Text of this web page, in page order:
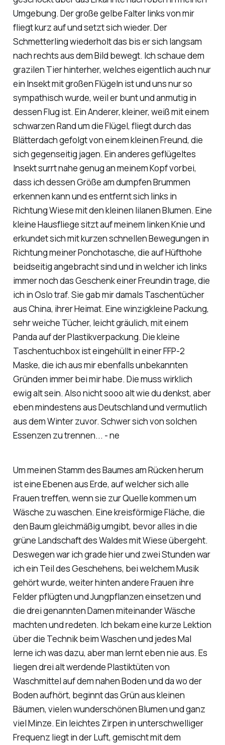
Umgebung. Der große gelbe Falter links von mir
fliegt kurz auf und setzt sich wieder. Der
Schmetterling wiederholt das bis er sich langsam
nach rechts aus dem Bild bewegt. Ich schaue dem
grazilen Tier hinterher, welches eigentlich auch nur
ein Insekt mit großen Flügeln ist und uns nur so
sympathisch wurde, weil er bunt und anmutig in
dessen Flug ist. Ein Anderer, kleiner, weiß mit einem
schwarzen Rand um die Flügel, fliegt durch das
Blätterdach gefolgt von einem kleinen Freund, die
sich gegenseitig jagen. Ein anderes geflügeltes
Insekt surrt nahe genug an meinem Kopf vorbei,
dass ich dessen Größe am dumpfen Brummen
erkennen kann und es entfernt sich links in
Richtung Wiese mit den kleinen lilanen Blumen. Eine
kleine Hausfliege sitzt auf meinem linken Knie und
erkundet sich mit kurzen schnellen Bewegungen in
Richtung meiner Ponchotasche, die auf Hüfthohe
beidseitig angebracht sind und in welcher ich links
immer noch das Geschenk einer Freundin trage, die
ich in Oslo traf. Sie gab mir damals Taschentücher
aus China, ihrer Heimat. Eine winzigkleine Packung,
sehr weiche Tücher, leicht gräulich, mit einem
Panda auf der Plastikverpackung. Die kleine
Taschentuchbox ist eingehüllt in einer FFP-2
Maske, die ich aus mir ebenfalls unbekannten
Gründen immer bei mir habe. Die muss wirklich
ewig alt sein. Also nicht sooo alt wie du denkst, aber
eben mindestens aus Deutschland und vermutlich
aus dem Winter zuvor. Schwer sich von solchen
Essenzen zu trennen... - ne
Um meinen Stamm des Baumes am Rücken herum
ist eine Ebenen aus Erde, auf welcher sich alle
Frauen treffen, wenn sie zur Quelle kommen um
Wäsche zu waschen. Eine kreisförmige Fläche, die
den Baum gleichmäßig umgibt, bevor alles in die
grüne Landschaft des Waldes mit Wiese übergeht.
Deswegen war ich grade hier und zwei Stunden war
ich ein Teil des Geschehens, bei welchem Musik
gehört wurde, weiter hinten andere Frauen ihre
Felder pflügten und Jungpflanzen einsetzen und
die drei genannten Damen miteinander Wäsche
machten und redeten. Ich bekam eine kurze Lektion
über die Technik beim Waschen und jedes Mal
lerne ich was dazu, aber man lernt eben nie aus. Es
liegen drei alt werdende Plastiktüten von
Waschmittel auf dem nahen Boden und da wo der
Boden aufhört, beginnt das Grün aus kleinen
Bäumen, vielen wunderschönen Blumen und ganz
viel Minze. Ein leichtes Zirpen in unterschwelliger
Frequenz liegt in der Luft, gemischt mit dem